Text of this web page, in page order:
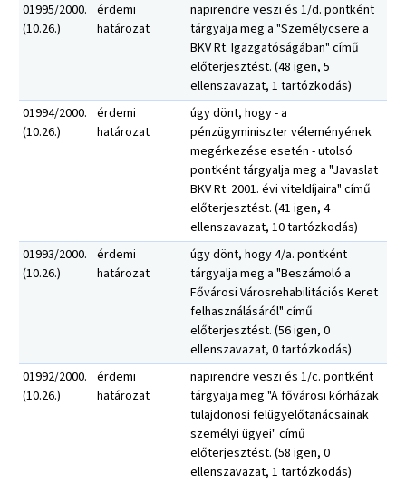
01995/2000.
(10.26.)
érdemi
határozat
napirendre veszi és 1/d. pontként
tárgyalja meg a "Személycsere a
BKV Rt. Igazgatóságában" című
előterjesztést. (48 igen, 5
ellenszavazat, 1 tartózkodás)
01994/2000.
(10.26.)
érdemi
határozat
úgy dönt, hogy - a
pénzügyminiszter véleményének
megérkezése esetén - utolsó
pontként tárgyalja meg a "Javaslat
BKV Rt. 2001. évi viteldíjaira" című
előterjesztést. (41 igen, 4
ellenszavazat, 10 tartózkodás)
01993/2000.
(10.26.)
érdemi
határozat
úgy dönt, hogy 4/a. pontként
tárgyalja meg a "Beszámoló a
Fővárosi Városrehabilitációs Keret
felhasználásáról" című
előterjesztést. (56 igen, 0
ellenszavazat, 0 tartózkodás)
01992/2000.
(10.26.)
érdemi
határozat
napirendre veszi és 1/c. pontként
tárgyalja meg "A fővárosi kórházak
tulajdonosi felügyelőtanácsainak
személyi ügyei" című
előterjesztést. (58 igen, 0
ellenszavazat, 1 tartózkodás)